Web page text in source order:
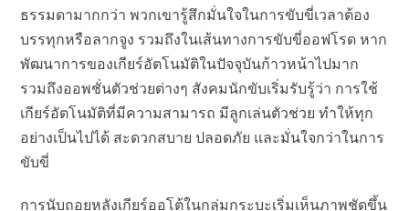
ธรรมดามากกว่า พวกเขารู้สึกมั่นใจในการขับขี่เวลาต้อง
บรรทุกหรือลากจูง รวมถึงในเส้นทางการขับขี่ออฟโรด หาก
พัฒนาการของเกียร์อัตโนมัติในปัจจุบันก้าวหน้าไปมาก
รวมถึงออพชั่นตัวช่วยต่างๆ สังคมนักขับเริ่มรับรู้ว่า การใช้
เกียร์อัตโนมัติที่มีความสามารถ มีลูกเล่นตัวช่วย ทำให้ทุก
อย่างเป็นไปได้ สะดวกสบาย ปลอดภัย และมั่นใจกว่าในการ
ขับขี่
การนับถอยหลังเกียร์ออโต้ในกลุ่มกระบะเริ่มเห็นภาพชัดขึ้น